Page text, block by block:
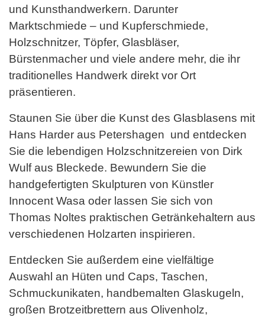
und Kunsthandwerkern. Darunter
Marktschmiede – und Kupferschmiede,
Holzschnitzer, Töpfer, Glasbläser,
Bürstenmacher und viele andere mehr, die ihr
traditionelles Handwerk direkt vor Ort
präsentieren.
Staunen Sie über die Kunst des Glasblasens mit
Hans Harder aus Petershagen und entdecken
Sie die lebendigen Holzschnitzereien von Dirk
Wulf aus Bleckede. Bewundern Sie die
handgefertigten Skulpturen von Künstler
Innocent Wasa oder lassen Sie sich von
Thomas Noltes praktischen Getränkehaltern aus
verschiedenen Holzarten inspirieren.
Entdecken Sie außerdem eine vielfältige
Auswahl an Hüten und Caps, Taschen,
Schmuckunikaten, handbemalten Glaskugeln,
großen Brotzeitbrettern aus Olivenholz,